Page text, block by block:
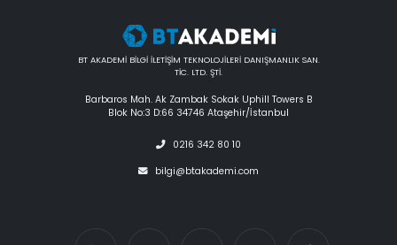
BT AKADEMİ BİLGİ İLETİŞİM TEKNOLOJİLERİ DANIŞMANLIK SAN.
TİC. LTD. ŞTİ.
Barbaros Mah. Ak Zambak Sokak Uphill Towers B
Blok No:3 D:66 34746 Ataşehir/İstanbul
0216 342 80 10
bilgi@btakademi.com